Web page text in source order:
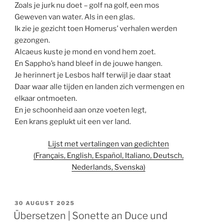
Zoals je jurk nu doet – golf na golf, een mos
Geweven van water. Als in een glas.
Ik zie je gezicht toen Homerus’ verhalen werden
gezongen.
Alcaeus kuste je mond en vond hem zoet.
En Sappho’s hand bleef in de jouwe hangen.
Je herinnert je Lesbos half terwijl je daar staat
Daar waar alle tijden en landen zich vermengen en
elkaar ontmoeten.
En je schoonheid aan onze voeten legt,
Een krans geplukt uit een ver land.
Lijst met vertalingen van gedichten
(Français, English, Español, Italiano, Deutsch,
Nederlands, Svenska)
POSTED
ON
30 AUGUST 2025
Übersetzen | Sonette an Duce und